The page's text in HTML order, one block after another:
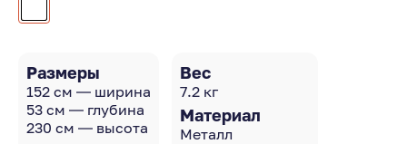
Размеры
152 см — ширина
53 см — глубина
230 см — высота
Вес
7.2 кг
Материал
Металл